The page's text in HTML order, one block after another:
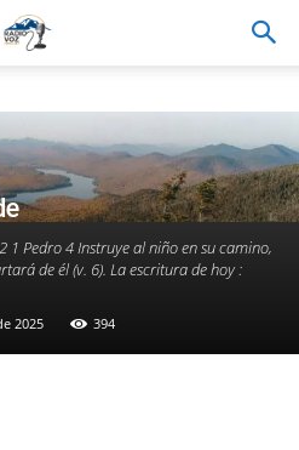
1 Pedro 4 Instruye al niño en su camino,
de él (v. 6). La escritura de hoy :
2025 394